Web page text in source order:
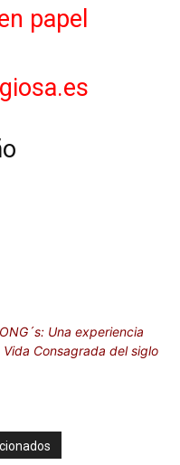
papel
ONG´s: Una experiencia
Consagrada del siglo